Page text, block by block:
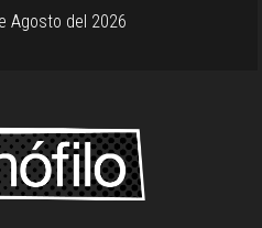
Agosto del 2026